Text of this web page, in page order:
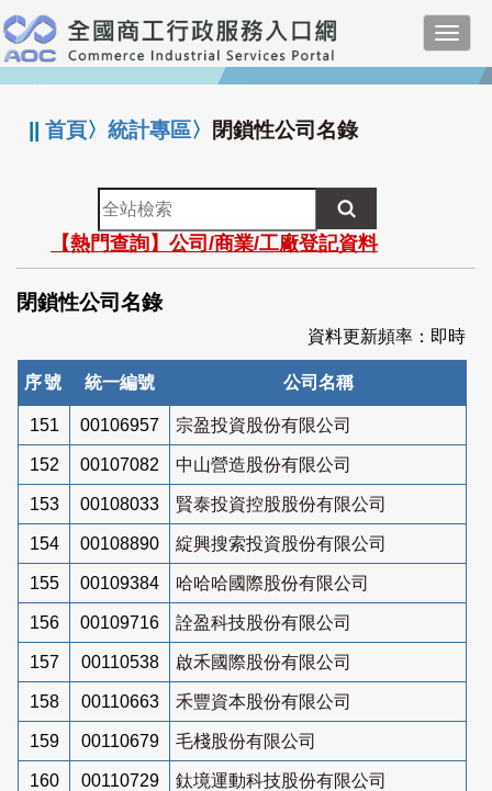
跳
到
主
要
:::
||首頁〉統計專區〉 閉鎖性公司名錄
全
站
檢
索
【熱門查詢】公司/商業/工廠登記資料
閉鎖性公司名錄
資料更新頻率：即時
序號 統一編號 公司名稱
151 00106957 宗盈投資股份有限公司
152 00107082 中山營造股份有限公司
153 00108033 賢泰投資控股股份有限公司
154 00108890 綻興搜索投資股份有限公司
155 00109384 哈哈哈國際股份有限公司
156 00109716 詮盈科技股份有限公司
157 00110538 啟禾國際股份有限公司
158 00110663 禾豐資本股份有限公司
159 00110679 毛棧股份有限公司
160 00110729 鈦境運動科技股份有限公司